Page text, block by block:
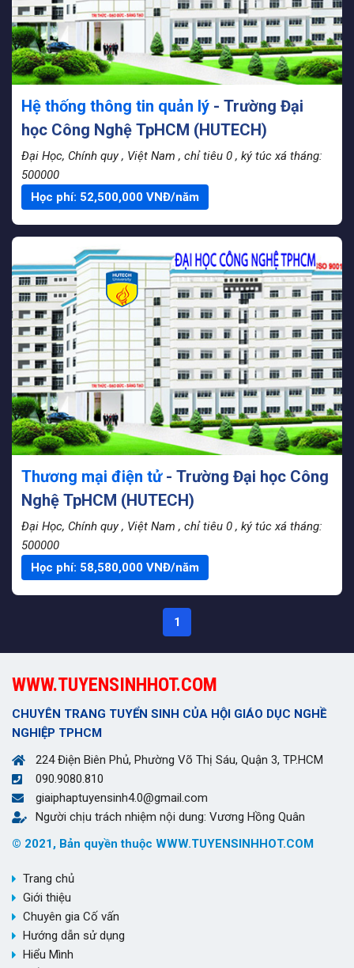
Hệ thống thông tin quản lý - Trường Đại
học Công Nghệ TpHCM (HUTECH)
Đại Học, Chính quy , Việt Nam , chỉ tiêu 0 , ký túc xá tháng:
500000
Học phí: 52,500,000 VNĐ/năm
Thương mại điện tử - Trường Đại học Công
Nghệ TpHCM (HUTECH)
Đại Học, Chính quy , Việt Nam , chỉ tiêu 0 , ký túc xá tháng:
500000
Học phí: 58,580,000 VNĐ/năm
1
WWW.TUYENSINHHOT.COM
CHUYÊN TRANG TUYỂN SINH CỦA HỘI GIÁO DỤC NGHỀ
NGHIỆP TPHCM
224 Điện Biên Phủ, Phường Võ Thị Sáu, Quận 3, TP.HCM
090.9080.810
giaiphaptuyensinh4.0@gmail.com
Người chịu trách nhiệm nội dung: Vương Hồng Quân
© 2021, Bản quyền thuộc WWW.TUYENSINHHOT.COM
Trang chủ
Giới thiệu
Chuyên gia Cố vấn
Hướng dẫn sử dụng
Hiểu Mình